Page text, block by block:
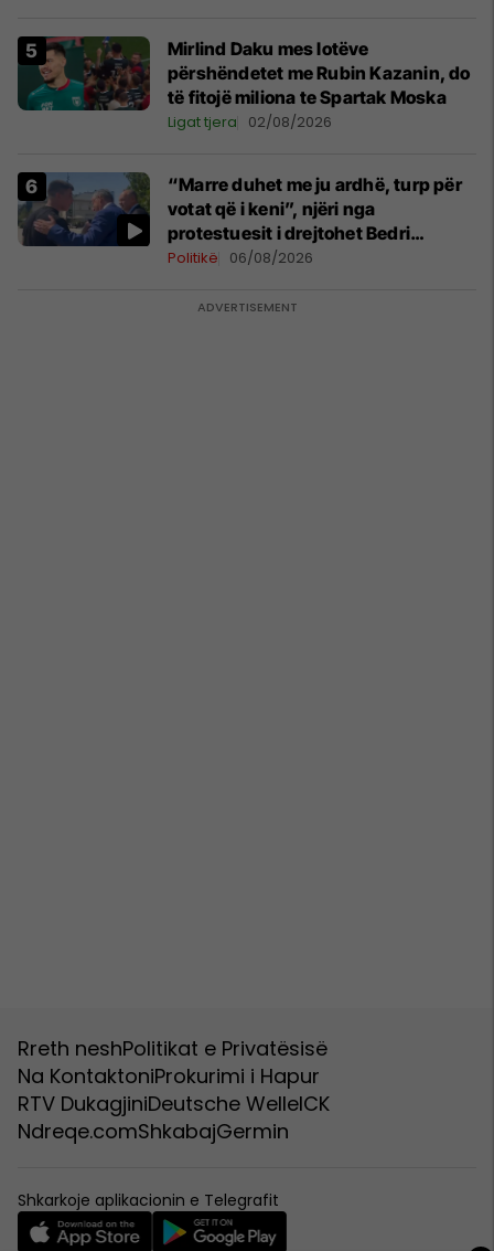
Mirlind Daku mes lotëve
përshëndetet me Rubin Kazanin, do
të fitojë miliona te Spartak Moska
Ligat tjera 02/08/2026
“Marre duhet me ju ardhë, turp për
votat që i keni”, njëri nga
protestuesit i drejtohet Bedri
Hamzës
Politikë 06/08/2026
Rreth neshPolitikat e Privatësisë
Na KontaktoniProkurimi i Hapur
RTV DukagjiniDeutsche WelleICK
Ndreqe.comShkabajGermin
Shkarkoje aplikacionin e Telegrafit